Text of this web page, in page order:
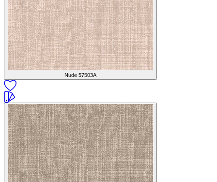
Nude 57503A